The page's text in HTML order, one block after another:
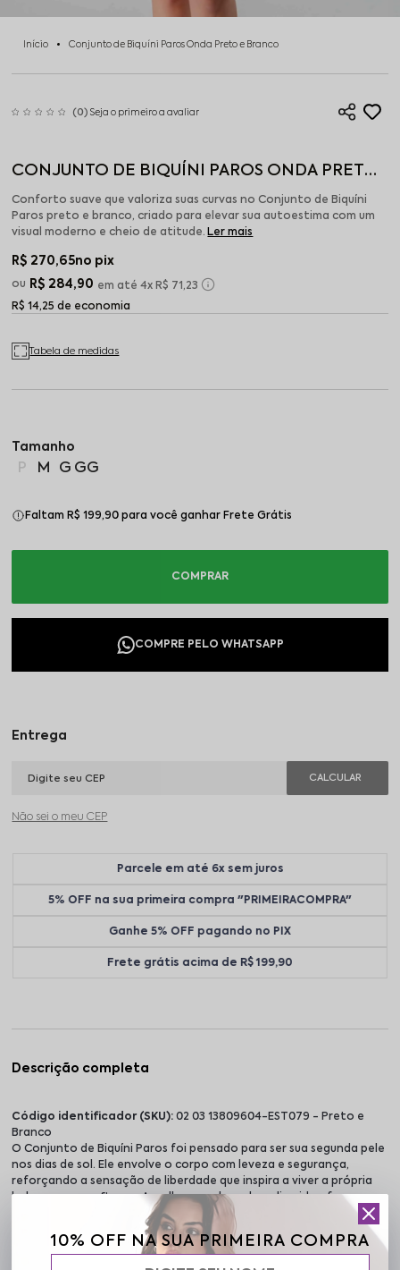
Início Conjunto de Biquíni Paros Onda Preto e Branco
(0) Seja o primeiro a avaliar
CONJUNTO DE BIQUÍNI PAROS ONDA PRETO
E BRANCO
Conforto suave que valoriza suas curvas no Conjunto de Biquíni
Paros preto e branco, criado para elevar sua autoestima com um
visual moderno e cheio de atitude. Ler mais
R$ 270,65no pix
R$ 284,90
4x R$ 71,23
R$ 14,25 de economia
Tabela de medidas
P M G GG
Faltam R$ 199,90 para você ganhar Frete Grátis
Não sei o meu CEP
Parcele em até 6x sem juros
5% OFF na sua primeira compra "PRIMEIRACOMPRA"
Ganhe 5% OFF pagando no PIX
Frete grátis acima de R$ 199,90
Descrição completa
Código identificador (SKU): 02 03 13809604-EST079 - Preto e
Branco
O Conjunto de Biquíni Paros foi pensado para ser sua segunda pele
nos dias de sol. Ele envolve o corpo com leveza e segurança,
reforçando a sensação de liberdade que inspira a viver a própria
beleza com confiança. A malha superleve de poliamida oferece
toque macio, conforto prolongado e sensação suave na pele. A
estampa de ondas cria um visual marcante e sofisticado, ideal para
quem busca conjunto de biquíni confortável para praia com estilo
10% OFF NA SUA PRIMEIRA COMPRA